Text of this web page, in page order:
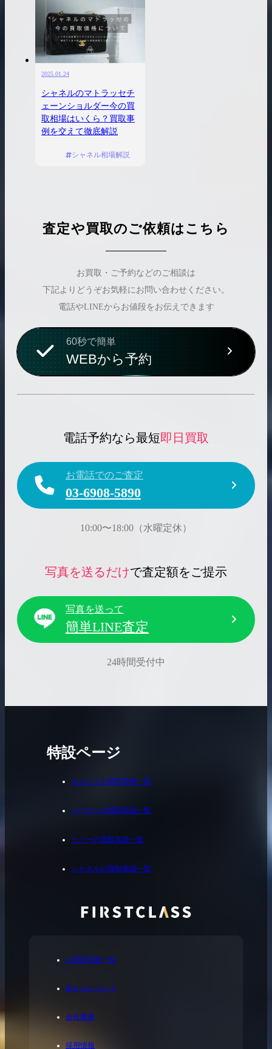
2025.01.24
シャネルのマトラッセチ
ェーンショルダー今の買
取相場はいくら？買取事
例を交えて徹底解説
シャネル相場解説
査定や買取のご依頼はこちら
お買取・ご予約などのご相談は
下記よりどうぞお気軽にお問い合わせください。
電話やLINEからお値段をお伝えできます
60秒で簡単
WEBから予約
電話予約なら最短即日買取
お電話でのご査定
03-6908-5890
10:00〜18:00（水曜定休）
写真を送るだけで査定額をご提示
写真を送って
簡単LINE査定
24時間受付中
お買取実績一覧
私たちについて
会社概要
採用情報
特設ページ
エルメスの買取実績一覧
バーキンの買取実績一覧
ケリーの買取実績一覧
シャネルの買取実績一覧